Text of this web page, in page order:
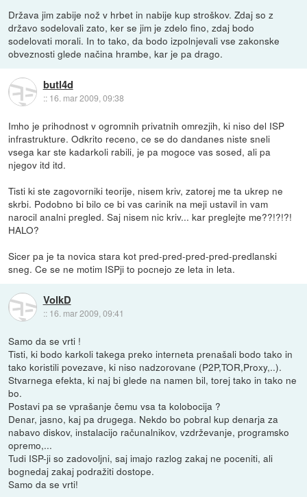
Država jim zabije nož v hrbet in nabije kup stroškov. Zdaj so z
državo sodelovali zato, ker se jim je zdelo fino, zdaj bodo
sodelovati morali. In to tako, da bodo izpolnjevali vse zakonske
obveznosti glede načina hrambe, kar je pa drago.
butl4d
:: 16. mar 2009, 09:38
Imho je prihodnost v ogromnih privatnih omrezjih, ki niso del ISP
infrastrukture. Odkrito receno, ce se do dandanes niste sneli
vsega kar ste kadarkoli rabili, je pa mogoce vas sosed, ali pa
njegov itd itd.
Tisti ki ste zagovorniki teorije, nisem kriv, zatorej me ta ukrep ne
skrbi. Podobno bi bilo ce bi vas carinik na meji ustavil in vam
narocil analni pregled. Saj nisem nic kriv... kar preglejte me??!?!?!
HALO?
Sicer pa je ta novica stara kot pred-pred-pred-pred-predlanski
sneg. Ce se ne motim ISPji to pocnejo ze leta in leta.
VolkD
:: 16. mar 2009, 09:41
Samo da se vrti !
Tisti, ki bodo karkoli takega preko interneta prenašali bodo tako in
tako koristili povezave, ki niso nadzorovane (P2P,TOR,Proxy,..).
Stvarnega efekta, ki naj bi glede na namen bil, torej tako in tako ne
bo.
Postavi pa se vprašanje čemu vsa ta kolobocija ?
Denar, jasno, kaj pa drugega. Nekdo bo pobral kup denarja za
nabavo diskov, instalacijo računalnikov, vzdrževanje, programsko
opremo,...
Tudi ISP-ji so zadovoljni, saj imajo razlog zakaj ne poceniti, ali
bognedaj zakaj podražiti dostope.
Samo da se vrti!